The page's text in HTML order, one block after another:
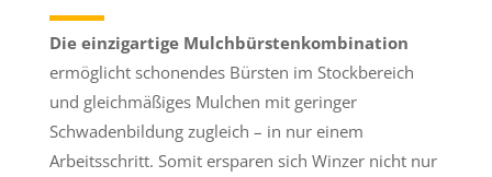
Die einzigartige Mulchbürstenkombination
ermöglicht schonendes Bürsten im Stockbereich
und gleichmäßiges Mulchen mit geringer
Schwadenbildung zugleich – in nur einem
Arbeitsschritt. Somit ersparen sich Winzer nicht nur